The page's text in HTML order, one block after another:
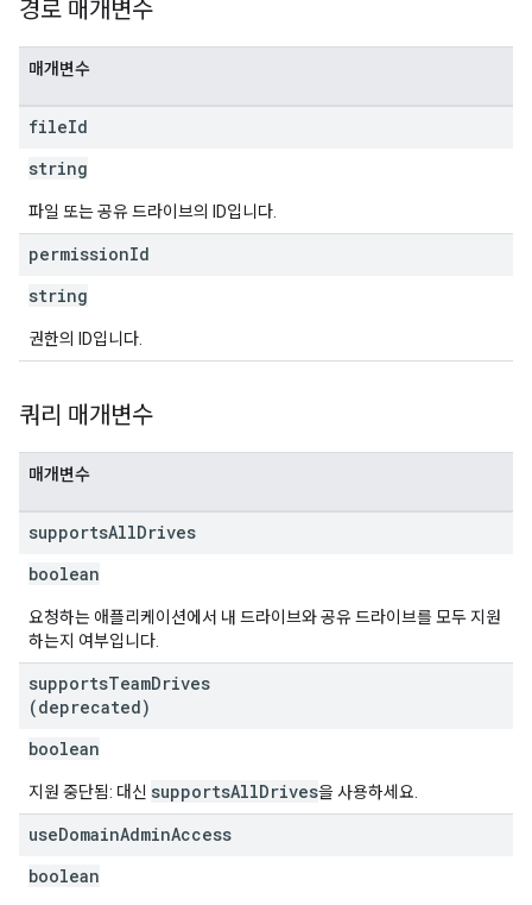
경로 매개변수
매개변수
fileId
string
파일 또는 공유 드라이브의 ID입니다.
permissionId
string
권한의 ID입니다.
쿼리 매개변수
매개변수
supportsAllDrives
boolean
요청하는 애플리케이션에서 내 드라이브와 공유 드라이브를 모두 지원
하는지 여부입니다.
supportsTeamDrives
(deprecated)
boolean
지원 중단됨: 대신 supportsAllDrives을 사용하세요.
useDomainAdminAccess
boolean